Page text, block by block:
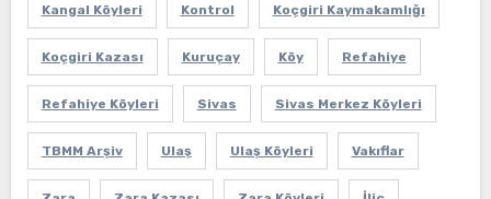
Kangal Köyleri Kontrol Koçgiri Kaymakamlığı
Koçgiri Kazası Kuruçay Köy Refahiye
Refahiye Köyleri Sivas Sivas Merkez Köyleri
TBMM Arşiv Ulaş Ulaş Köyleri Vakıflar